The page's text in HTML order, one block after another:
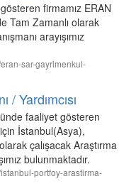
firmamız ERAN
Tam Zamanlı olarak
arayışımız
sar-gayrimenkul-
/ Yardımcısı
faaliyet gösteren
İstanbul(Asya),
çalışacak Araştırma
bulunmaktadır.
portfoy-arastirma-